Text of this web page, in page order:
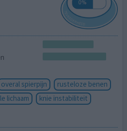
overal spierpijn
rusteloze benen
lichaam
knie instabiliteit